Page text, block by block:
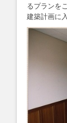
るプランを
建築計画に